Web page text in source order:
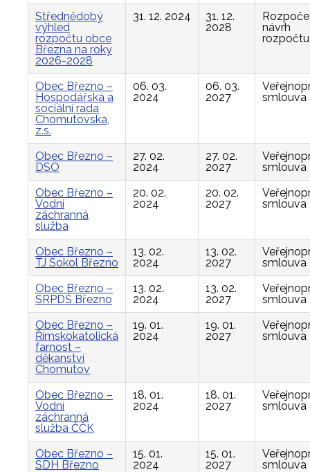
Střednědobý
výhled
rozpočtu obce
Března na roky
2026-2028
31. 12. 2024
31. 12.
2028
návrh
rozpočtu
Obec Březno –
Hospodářská a
sociální rada
Chomutovska,
z.s.
06. 03.
2024
06. 03.
2027
smlouva
Obec Březno –
DSO
27. 02.
2024
27. 02.
2027
smlouva
Obec Březno –
Vodní
záchranná
služba
20. 02.
2024
20. 02.
2027
smlouva
Obec Březno –
TJ Sokol Březno
13. 02.
2024
13. 02.
2027
smlouva
Obec Březno –
SRPDŠ Březno
13. 02.
2024
13. 02.
2027
smlouva
Obec Březno –
Římskokatolická
farnost –
děkanství
Chomutov
19. 01.
2024
19. 01.
2027
smlouva
Obec Březno –
Vodní
záchranná
služba ČČK
18. 01.
2024
18. 01.
2027
smlouva
Obec Březno –
SDH Březno
15. 01.
2024
15. 01.
2027
smlouva